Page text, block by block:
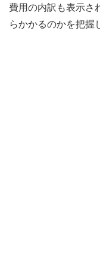
費用の内訳も表示さ
らかかるのかを把握